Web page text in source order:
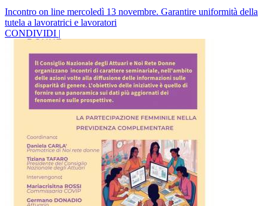
Incontro on line mercoledì 13 novembre. Garantire uniformità della
tutela a lavoratrici e lavoratori
CONDIVIDI |